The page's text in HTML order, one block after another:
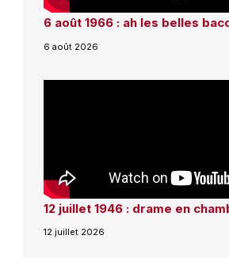
6 août 1966 : ah les belles
6 août 2026
12 juillet 1946 : drame en
12 juillet 2026